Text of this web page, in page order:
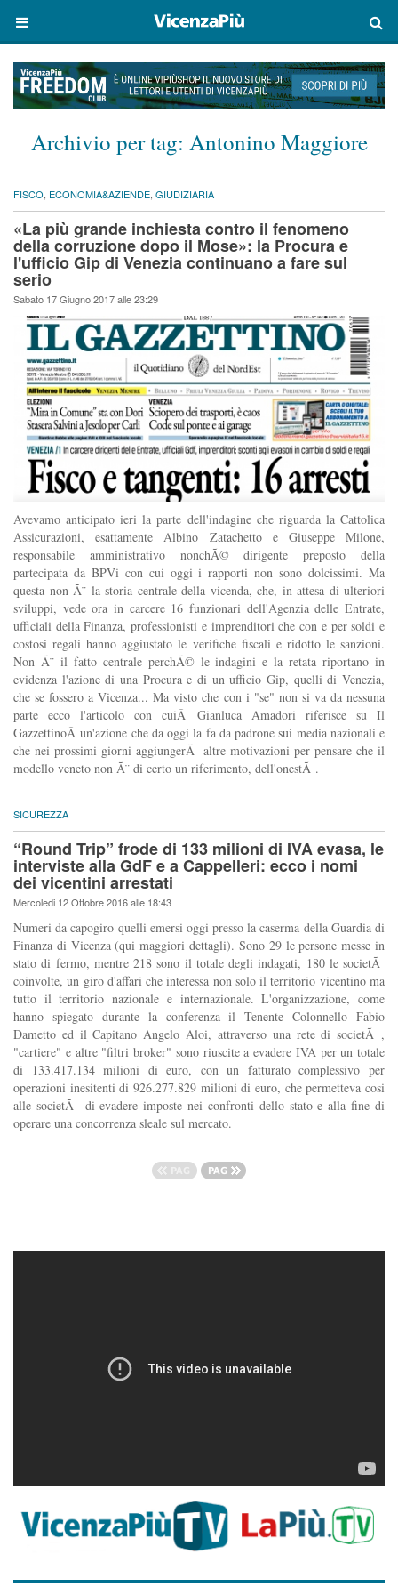
Archivio per tag: Antonino Maggiore
FISCO, ECONOMIA&AZIENDE, GIUDIZIARIA
«La più grande inchiesta contro il fenomeno
della corruzione dopo il Mose»: la Procura e
l'ufficio Gip di Venezia continuano a fare sul
serio
Sabato 17 Giugno 2017 alle 23:29
Avevamo anticipato ieri la parte dell'indagine che riguarda la Cattolica
Assicurazioni, esattamente Albino Zatachetto e Giuseppe Milone,
responsabile amministrativo nonchÃ© dirigente preposto della
partecipata da BPVi con cui oggi i rapporti non sono dolcissimi. Ma
questa non Ã¨ la storia centrale della vicenda, che, in attesa di ulteriori
sviluppi, vede ora in carcere 16 funzionari dell'Agenzia delle Entrate,
ufficiali della Finanza, professionisti e imprenditori che con e per soldi e
costosi regali hanno aggiustato le verifiche fiscali e ridotto le sanzioni.
Non Ã¨ il fatto centrale perchÃ© le indagini e la retata riportano in
evidenza l'azione di una Procura e di un ufficio Gip, quelli di Venezia,
che se fossero a Vicenza... Ma visto che con i "se" non si va da nessuna
parte ecco l'articolo con cuiÂ Gianluca Amadori riferisce su Il
GazzettinoÂ un'azione che da oggi la fa da padrone sui media nazionali e
che nei prossimi giorni aggiungerÃ altre motivazioni per pensare che il
modello veneto non Ã¨ di certo un riferimento, dell'onestÃ .
SICUREZZA
“Round Trip” frode di 133 milioni di IVA evasa, le
interviste alla GdF e a Cappelleri: ecco i nomi
dei vicentini arrestati
Mercoledi 12 Ottobre 2016 alle 18:43
Numeri da capogiro quelli emersi oggi presso la caserma della Guardia di
Finanza di Vicenza (qui maggiori dettagli). Sono 29 le persone messe in
stato di fermo, mentre 218 sono il totale degli indagati, 180 le societÃ
coinvolte, un giro d'affari che interessa non solo il territorio vicentino ma
tutto il territorio nazionale e internazionale. L'organizzazione, come
hanno spiegato durante la conferenza il Tenente Colonnello Fabio
Dametto ed il Capitano Angelo Aloi, attraverso una rete di societÃ ,
"cartiere" e altre "filtri broker" sono riuscite a evadere IVA per un totale
di 133.417.134 milioni di euro, con un fatturato complessivo per
operazioni inesitenti di 926.277.829 milioni di euro, che permetteva cosi
alle societÃ di evadere imposte nei confronti dello stato e alla fine di
operare una concorrenza sleale sul mercato.